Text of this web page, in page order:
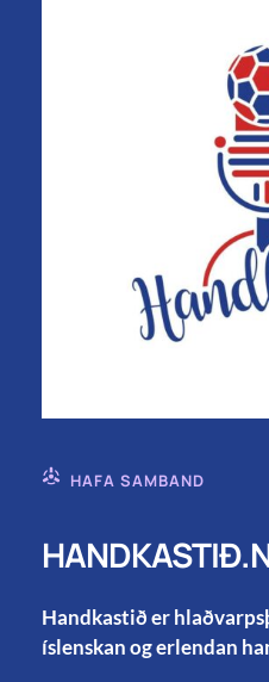
HAFA SAMBAND
Handkastið er
íslenskan og erlendan